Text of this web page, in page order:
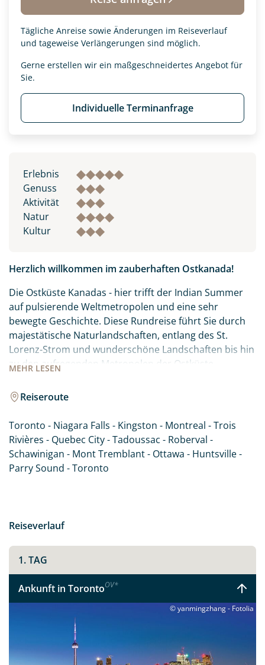
Tägliche Anreise sowie Änderungen im Reiseverlauf
und tageweise Verlängerungen sind möglich.
Gerne erstellen wir ein maßgeschneidertes Angebot für
Sie.
Individuelle Terminanfrage
Erlebnis
Genuss
Aktivität
Natur
Kultur
MEHR LESEN
Herzlich willkommen im zauberhaften Ostkanada!
Die Ostküste Kanadas - hier trifft der Indian Summer
auf pulsierende Weltmetropolen und eine sehr
bewegte Geschichte. Diese Rundreise führt Sie durch
majestätische Naturlandschaften, entlang des St.
Lorenz-Strom und wunderschöne Landschaften bis hin
zu den aufregenden Metropolen der Ostküste.
Niagarafälle auf einer Reise durch Ostkanada nicht
fehlen.
Reiseroute
Toronto - Niagara Falls - Kingston - Montreal - Trois
Rivières - Quebec City - Tadoussac - Roberval -
Schawinigan - Mont Tremblant - Ottawa - Huntsville -
Parry Sound - Toronto
Reiseverlauf
1. TAG
Ankunft in TorontoOV*
© yanmingzhang - Fotolia